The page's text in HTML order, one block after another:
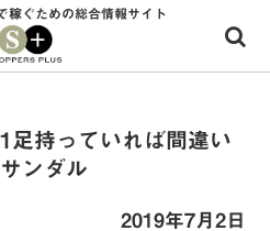
イマ実践記
稼ぐための総合情報サイト
足持っていれば間違い
ンダル
2019年7月2日